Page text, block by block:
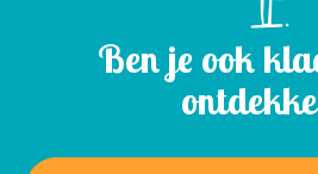
Ben je ook